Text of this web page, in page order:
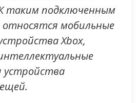
таким подключенным
мобильные
Xbox,
устройства